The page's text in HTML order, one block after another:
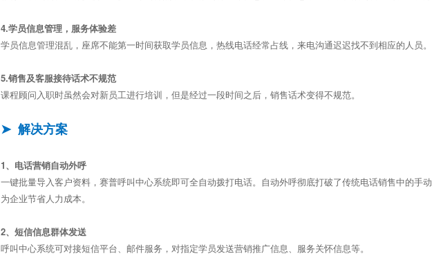
4.学员信息管理，服务体验差
学员信息管理混乱，座席不能第一时间获取学员信息，热线电话经常占线，来电沟通迟迟找不到相应的人员。
5.销售及客服接待话术不规范
课程顾问入职时虽然会对新员工进行培训，但是经过一段时间之后，销售话术变得不规范。
➤ 解决方案
1、电话营销自动外呼
一键批量导入客户资料，赛普呼叫中心系统即可全自动拨打电话。自动外呼彻底打破了传统电话销售中的
为企业节省人力成本。
2、短信信息群体发送
呼叫中心系统可对接短信平台、邮件服务，对指定学员发送营销推广信息、服务关怀信息等。